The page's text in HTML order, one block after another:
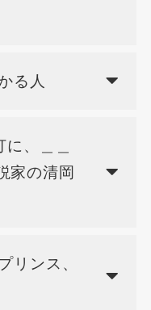
る人
、＿＿
家の清岡
リンス、